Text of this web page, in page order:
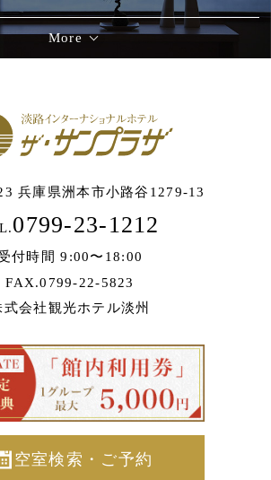
More
兵庫県洲本市小路谷1279-13
0799-23-1212
付時間 9:00〜18:00
FAX.0799-22-5823
式会社観光ホテル淡州
空室検索・ご予約